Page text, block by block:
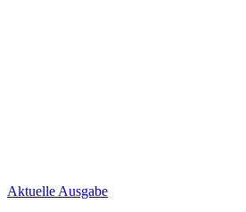
Skip
Aktuelle Ausgabe